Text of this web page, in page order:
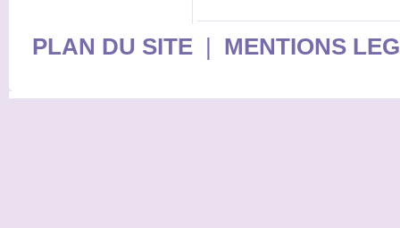
PLAN DU SITE| MENTIONS